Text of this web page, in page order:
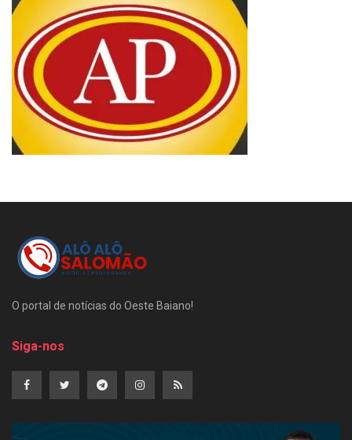
O portal de notícias do Oeste Baiano!
Siga-nos